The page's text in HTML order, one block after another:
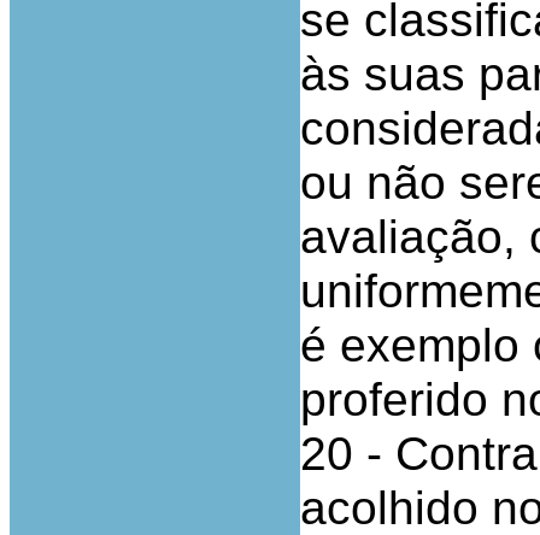
se
às suas
ou não
avaliação,
é exemplo
proferido
20 -
acolhido